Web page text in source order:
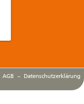
AGB– Datenschutzerklärung